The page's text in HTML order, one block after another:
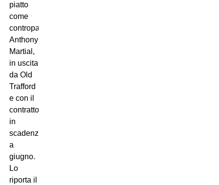
piatto
come
contropartita
Anthony
Martial,
in uscita
da Old
Trafford
e con il
contratto
in
scadenza
a
giugno.
Lo
riporta il